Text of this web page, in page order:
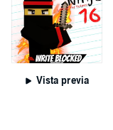
Vista previa